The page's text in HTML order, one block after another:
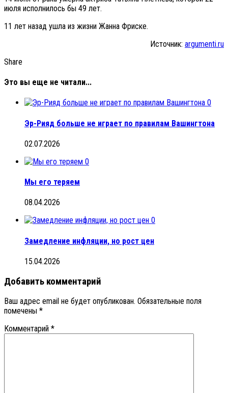
июля исполнилось бы 49 лет.
11 лет назад ушла из жизни Жанна Фриске.
Источник: argumenti.ru
Share
Это вы еще не читали...
0
Эр-Рияд больше не играет по правилам Вашингтона
02.07.2026
0
Мы его теряем
08.04.2026
0
Замедление инфляции, но рост цен
15.04.2026
Добавить комментарий
Ваш адрес email не будет опубликован. Обязательные поля
помечены *
Комментарий *